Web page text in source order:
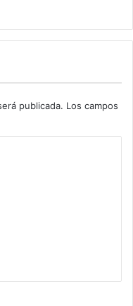
publicada. Los campos